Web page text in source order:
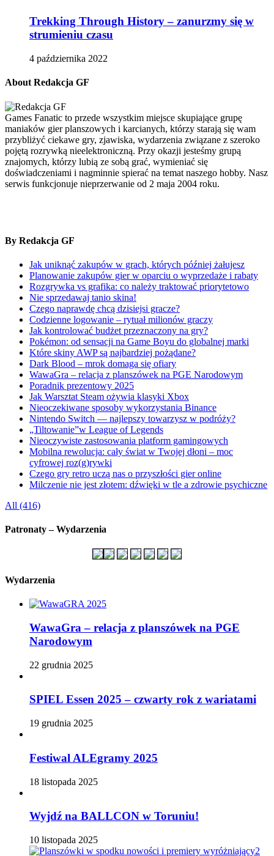
Trekking Through History – zanurzmy się w
strumieniu czasu
4 października 2022
About Redakcja GF
Games Fanatic to przede wszystkim miejsce skupiające grupę
maniaków gier planszowych i karcianych, którzy starają się wam
przybliżyć ciekawe gry, zjawiska, wydarzenia związane z szeroko
pojętą rozrywką nieelektroniczną. Przy okazji jesteśmy grupą
znajomych, którzy lubią ze sobą grać, wymieniać się
doświadczeniami i nagminnie spierać na temat naszego hobby. Nasz
serwis funkcjonuje nieprzerwanie od 2 maja 2004 roku.
By Redakcja GF
Jak uniknąć zakupów w grach, których później żałujesz
Planowanie zakupów gier w oparciu o wyprzedaże i rabaty
Rozgrywka vs grafika: co należy traktować priorytetowo
Nie sprzedawaj tanio skina!
Czego naprawdę chcą dzisiejsi gracze?
Codzienne logowanie – rytuał milionów graczy
Jak kontrolować budżet przeznaczony na gry?
Pokémon: od sensacji na Game Boyu do globalnej marki
Które skiny AWP są najbardziej pożądane?
Dark Blood – mrok domaga się ofiary
WawaGra – relacja z planszówek na PGE Narodowym
Poradnik prezentowy 2025
Jak Warsztat Steam ożywia klasyki Xbox
Nieoczekiwane sposoby wykorzystania Binance
Nintendo Switch — najlepszy towarzysz w podróży?
„Tiltowanie”w League of Legends
Nieoczywiste zastosowania platform gamingowych
Mobilna rewolucja: cały świat w Twojej dłoni – moc
cyfrowej roz(g)rywki
Czego gry retro uczą nas o przyszłości gier online
Milczenie nie jest złotem: dźwięki w tle a zdrowie psychiczne
All (416)
Patronaty – Wydarzenia
Wydarzenia
WawaGra – relacja z planszówek na PGE
Narodowym
22 grudnia 2025
SPIEL Essen 2025 – czwarty rok z wariatami
19 grudnia 2025
Festiwal ALEgramy 2025
18 listopada 2025
Wyjdź na BALLCON w Toruniu!
10 listopada 2025